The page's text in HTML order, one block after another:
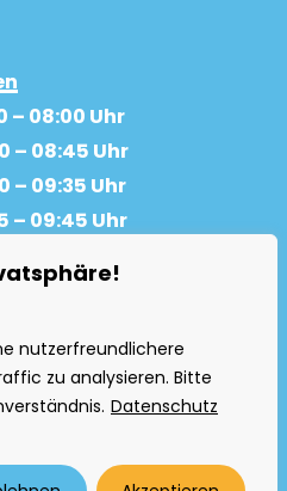
nutzerfreundlichere
zu analysieren. Bitte
Datenschutz
– 08:00 Uhr
– 08:45 Uhr
– 09:35 Uhr
– 09:45 Uhr
– 10:50 Uhr
– 11:55 Uhr
– 12:40 Uhr
IMPRESSUM I-